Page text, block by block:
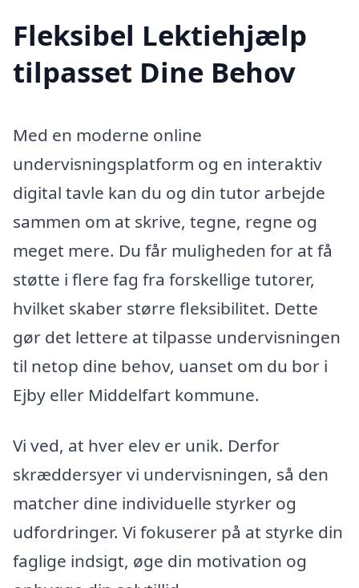
Fleksibel Lektiehjælp
tilpasset Dine Behov
Med en moderne online
undervisningsplatform og en interaktiv
digital tavle kan du og din tutor arbejde
sammen om at skrive, tegne, regne og
meget mere. Du får muligheden for at få
støtte i flere fag fra forskellige tutorer,
hvilket skaber større fleksibilitet. Dette
gør det lettere at tilpasse undervisningen
til netop dine behov, uanset om du bor i
Ejby eller Middelfart kommune.
Vi ved, at hver elev er unik. Derfor
skræddersyer vi undervisningen, så den
matcher dine individuelle styrker og
udfordringer. Vi fokuserer på at styrke din
faglige indsigt, øge din motivation og